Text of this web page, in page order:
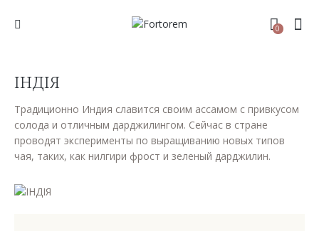
0
ІНДІЯ
Традиционно Индия славится своим ассамом с привкусом
солода и отличным дарджилингом. Сейчас в стране
проводят эксперименты по выращиванию новых типов
чая, таких, как нилгири фрост и зеленый дарджилин.